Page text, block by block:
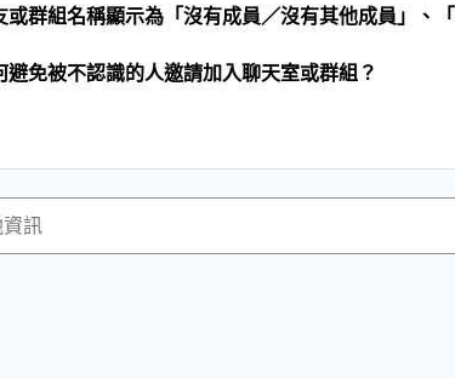
或群組名稱顯示為「沒有成員／沒有其他成員」、
避免被不認識的人邀請加入聊天室或群組？